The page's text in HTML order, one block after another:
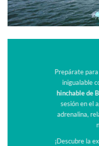
Prepárate
inigualable
hinchable de
sesión en el
adrenalina,
¡Descubre la